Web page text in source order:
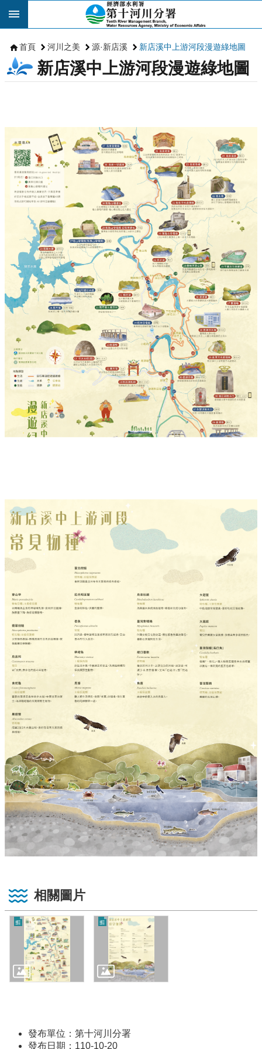
跳到主要內容區塊
首頁 河川之美 源·新店溪 新店溪中上游河段漫遊綠地圖
新店溪中上游河段漫遊綠地圖
相關圖片
發布單位：第十河川分署
發布日期：110-10-20